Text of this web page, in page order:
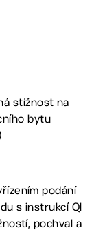
stížnost na
bytu
podání
s instrukcí QI
pochval a